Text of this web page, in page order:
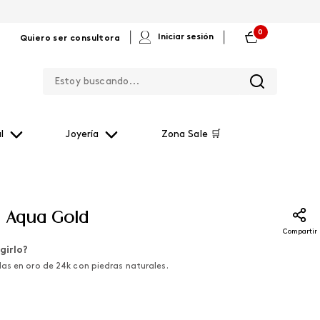
Quiero ser consultora Iniciar sesión
0
Joyería Zona Sale 🛒
Gold
Compartir
en oro de 24k con piedras naturales.